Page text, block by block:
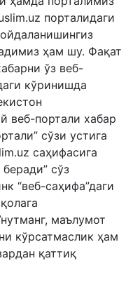
порталидаги
ҳам шу. Фақат
ўз веб-
кўринишда
веб-портали хабар
сўзи устига
саҳифасига
сўз
“веб-саҳифа”даги
маълумот
кўрсатмаслик ҳам
қаттиқ